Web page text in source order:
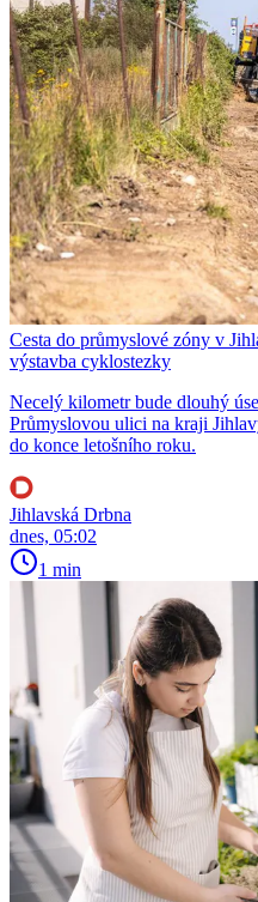
Cesta do průmyslové zóny v
výstavba cyklostezky
Necelý kilometr bude dlouhý
Průmyslovou ulici na kraji
do konce letošního roku.
Jihlavská Drbna
dnes, 05:02
1 min